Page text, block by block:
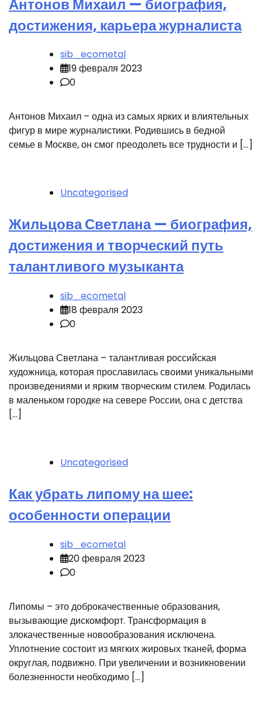
Антонов Михаил — биография,
достижения, карьера журналиста
sib_ecometal
19 февраля 2023
0
Антонов Михаил – одна из самых ярких и влиятельных
фигур в мире журналистики. Родившись в бедной
семье в Москве, он смог преодолеть все трудности и […]
Uncategorised
Жильцова Светлана — биография,
достижения и творческий путь
талантливого музыканта
sib_ecometal
18 февраля 2023
0
Жильцова Светлана – талантливая российская
художница, которая прославилась своими уникальными
произведениями и ярким творческим стилем. Родилась
в маленьком городке на севере России, она с детства
[…]
Uncategorised
Как убрать липому на шее:
особенности операции
sib_ecometal
20 февраля 2023
0
Липомы – это доброкачественные образования,
вызывающие дискомфорт. Трансформация в
злокачественные новообразования исключена.
Уплотнение состоит из мягких жировых тканей, форма
округлая, подвижно. При увеличении и возникновении
болезненности необходимо […]